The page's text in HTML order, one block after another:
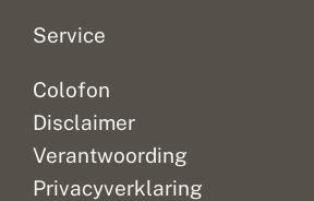
Service
Colofon
Disclaimer
Verantwoording
Privacyverklaring